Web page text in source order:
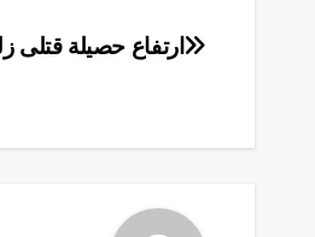
تصفّح
ارتفاع حصيلة قتلى